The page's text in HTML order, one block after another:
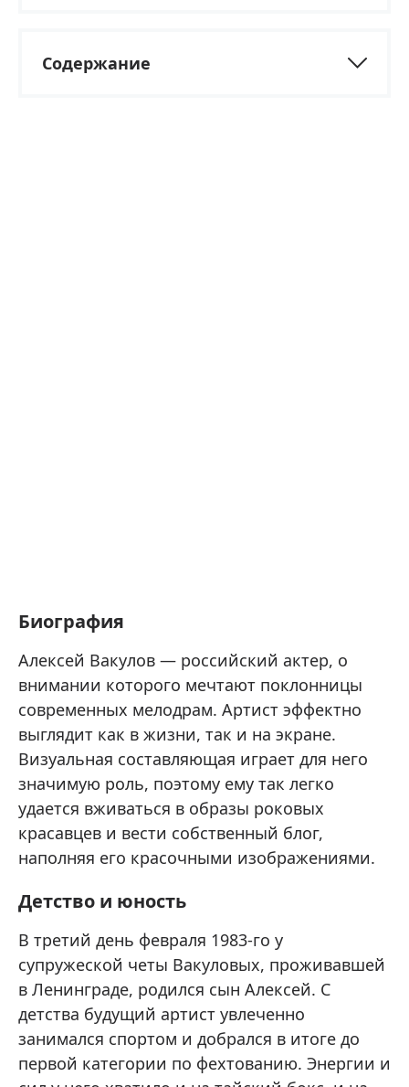
Содержание
Биография
Алексей Вакулов — российский актер, о
внимании которого мечтают поклонницы
современных мелодрам. Артист эффектно
выглядит как в жизни, так и на экране.
Визуальная составляющая играет для него
значимую роль, поэтому ему так легко
удается вживаться в образы роковых
красавцев и вести собственный блог,
наполняя его красочными изображениями.
Детство и юность
В третий день февраля 1983-го у
супружеской четы Вакуловых, проживавшей
в Ленинграде, родился сын Алексей. С
детства будущий артист увлеченно
занимался спортом и добрался в итоге до
первой категории по фехтованию. Энергии и